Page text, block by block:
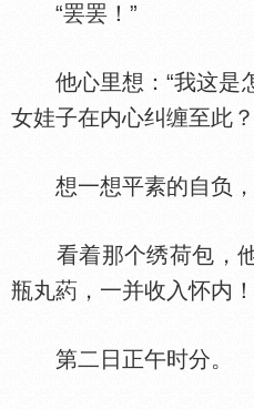
“罢罢！”
他心里想：“我这是
女娃子在内心纠缠至此？
想一想平素的自负，
看着那个绣荷包，他
瓶丸葯，一并收入怀内！
第二日正午时分。